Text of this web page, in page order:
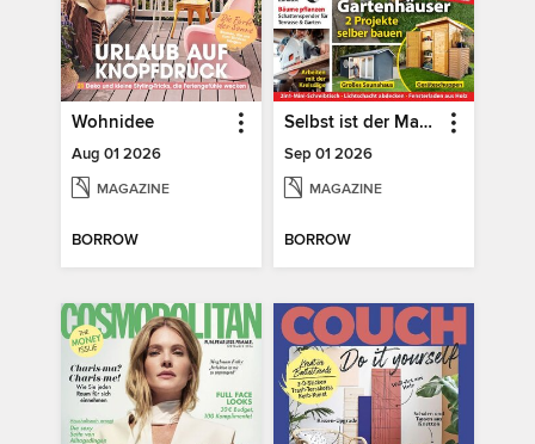
Wohnidee
Aug 01 2026
MAGAZINE
BORROW
Selbst ist der Mann
Sep 01 2026
MAGAZINE
BORROW